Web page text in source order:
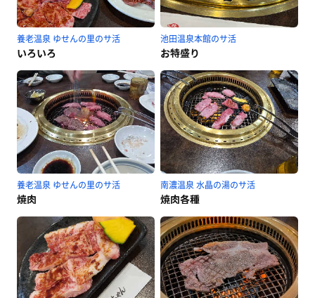
養老温泉 ゆせんの里のサ活
いろいろ
池田温泉本館のサ活
お特盛り
養老温泉 ゆせんの里のサ活
焼肉
南濃温泉 水晶の湯のサ活
焼肉各種